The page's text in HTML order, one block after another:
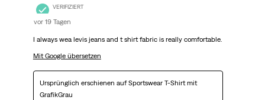
VERIFIZIERT
vor 19 Tagen
I always wea levis jeans and t shirt fabric is really comfortable.
Mit Google übersetzen
Ursprünglich erschienen auf Sportswear T-Shirt mit
GrafikGrau